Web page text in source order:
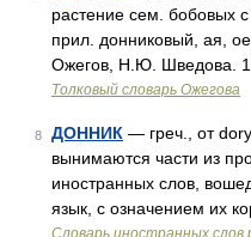
растение сем. бобовых
прил. донниковый, ая,
Ожегов, Н.Ю. Шведова.
Толковый словарь Ожегова
8 ДОННИК — греч., от
вынимаются части из
иностранных слов,
язык, с означением их
Словарь иностранных слов